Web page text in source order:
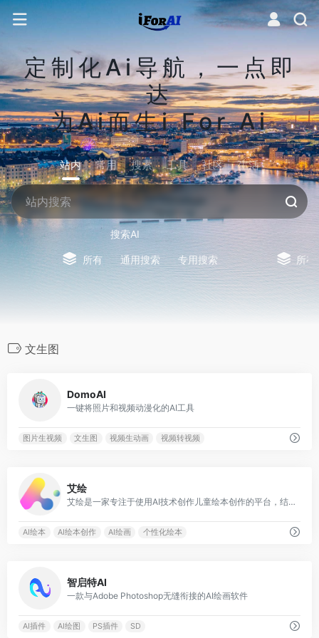
定制化Ai导航，一点即
达
为Ai而生i For Ai
站内 常用 搜索 工具 社区 生活
搜索AI
所有 通用搜索 专用搜索 所有
文生图
DomoAI
一键将照片和视频动漫化的AI工具
图片生视频 文生图 视频生动画 视频转视频
艾绘
艾绘是一家专注于使用AI技术创作儿童绘本创作的平台，结合人工智能技术的绘本创作平台，提供文生图、文生视频、图生图、背景生成和涂鸦绘画等创新工具
AI绘本 AI绘本创作 AI绘画 个性化绘本
智启特AI
一款与Adobe Photoshop无缝衔接的AI绘画软件
AI插件 AI绘图 PS插件 SD